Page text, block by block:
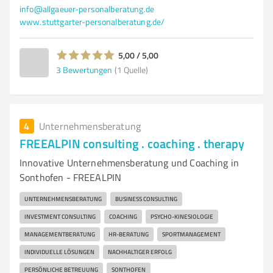
info@allgaeuer-personalberatung.de
www.stuttgarter-personalberatung.de/
5,00 / 5,00
3 Bewertungen (1 Quelle)
4 Unternehmensberatung
FREEALPIN consulting . coaching . therapy
Innovative Unternehmensberatung und Coaching in
Sonthofen - FREEALPIN
UNTERNEHMENSBERATUNG BUSINESS CONSULTING
INVESTMENT CONSULTING COACHING PSYCHO-KINESIOLOGIE
MANAGEMENTBERATUNG HR-BERATUNG SPORTMANAGEMENT
INDIVIDUELLE LÖSUNGEN NACHHALTIGER ERFOLG
PERSÖNLICHE BETREUUNG SONTHOFEN